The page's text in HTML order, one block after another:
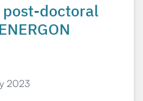
doctoral
2023